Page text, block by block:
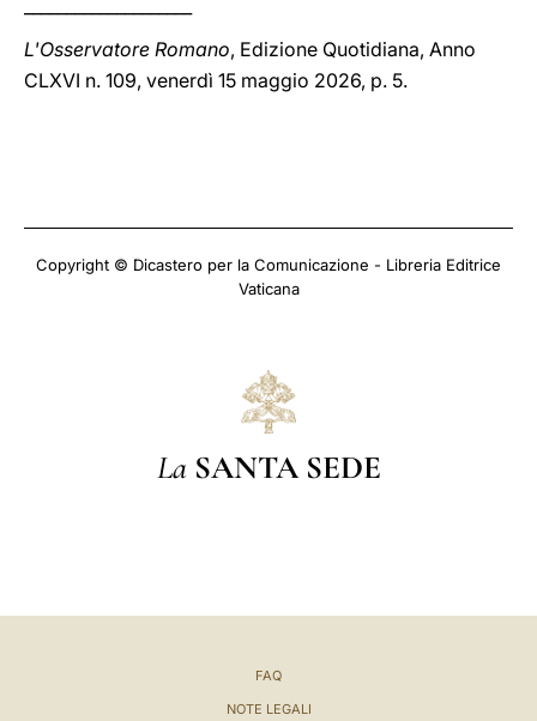
L'Osservatore Romano, Edizione Quotidiana, Anno
CLXVI n. 109, venerdì 15 maggio 2026, p. 5.
Copyright © Dicastero per la Comunicazione - Libreria Editrice
Vaticana
La SANTA SEDE
FAQ
NOTE LEGALI